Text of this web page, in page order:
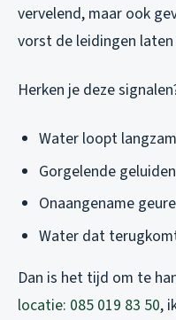
vervelend, maar ook
vorst de leidingen
Herken je deze
Water loopt
Gorgelende
Onaangename
Water dat
Dan is het tijd om te
locatie: 085 019 83 50,